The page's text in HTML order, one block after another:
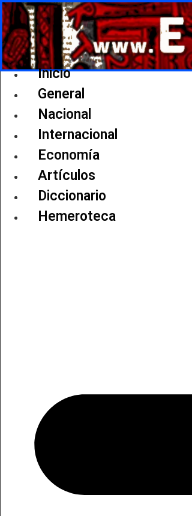
Ir
al
contenido
Inicio
General
Nacional
Internacional
Economía
Artículos
Diccionario
Hemeroteca